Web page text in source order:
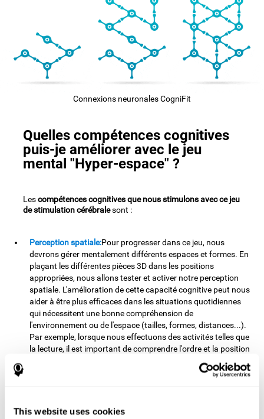
This website uses cookies
Connexions neuronales CogniFit
Quelles compétences cognitives
puis-je améliorer avec le jeu
mental "Hyper-espace" ?
Lescompétences cognitives que nous stimulons avec ce jeu
de stimulation cérébralesont :
Perception spatiale:Pour progresser dans ce jeu, nous
devrons gérer mentalement différents espaces et formes. En
plaçant les différentes pièces 3D dans les positions
appropriées, nous allons tester et activer notre perception
spatiale. L'amélioration de cette capacité cognitive peut nous
aider à être plus efficaces dans les situations quotidiennes
qui nécessitent une bonne compréhension de
l'environnement ou de l'espace (tailles, formes, distances...).
Par exemple, lorsque nous effectuons des activités telles que
la lecture, il est important de comprendre l'ordre et la position
de chaque lettre pour extraire la signification du texte.
stimulons et activons notre capacité de planification.